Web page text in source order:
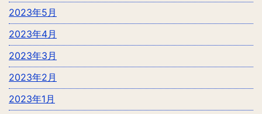
2023年5月
2023年4月
2023年3月
2023年2月
2023年1月